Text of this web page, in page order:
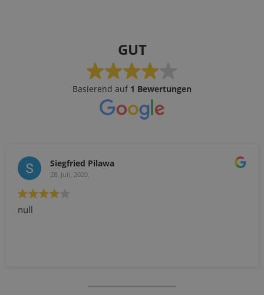
GUT
Basierend auf 1 Bewertungen
Siegfried Pilawa
28. Juli, 2020.
null